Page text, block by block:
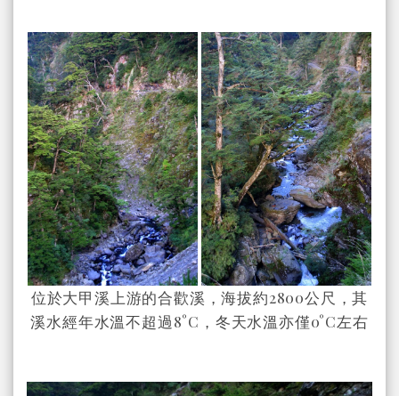
位於大甲溪上游的合歡溪，海拔約2800公尺，其
溪水經年水溫不超過8°C，冬天水溫亦僅0°C左右